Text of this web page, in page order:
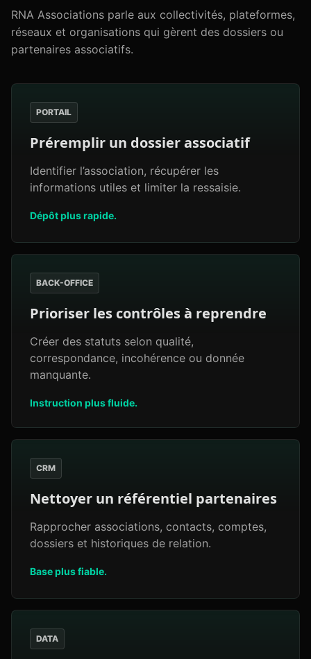
RNA Associations parle aux collectivités, plateformes,
réseaux et organisations qui gèrent des dossiers ou
partenaires associatifs.
PORTAIL
Préremplir un dossier associatif
Identifier l’association, récupérer les
informations utiles et limiter la ressaisie.
Dépôt plus rapide.
BACK-OFFICE
Prioriser les contrôles à reprendre
Créer des statuts selon qualité,
correspondance, incohérence ou donnée
manquante.
Instruction plus fluide.
CRM
Nettoyer un référentiel partenaires
Rapprocher associations, contacts, comptes,
dossiers et historiques de relation.
Base plus fiable.
DATA